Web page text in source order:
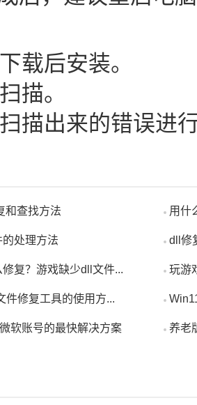
后安装。
。
出来的错误进
和查找方法 用什
处理方法 dll修
复？游戏缺少dll文件... 玩游
件修复工具的使用方...
软账号的最快解决方案 养老